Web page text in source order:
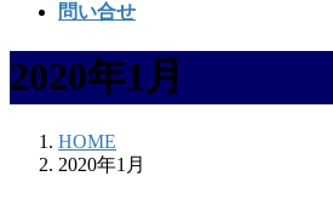
問い合せ
2020年1月
HOME
2020年1月